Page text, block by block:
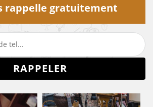
rappelle gratuitement